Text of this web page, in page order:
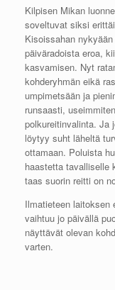
Kilpisen Mikan
soveltuvat siksi
Kisoissahan
päiväradoista eroa,
kasvamisen. Nyt
kohderyhmän eikä
umpimetsään ja
runsaasti,
polkureitinvalinta. Ja
löytyy suht läheltä
ottamaan. Poluista
haastetta tavalliselle
taas suorin reitti on
Ilmatieteen laitoksen
vaihtuu jo päivällä
näyttävät olevan
varten.